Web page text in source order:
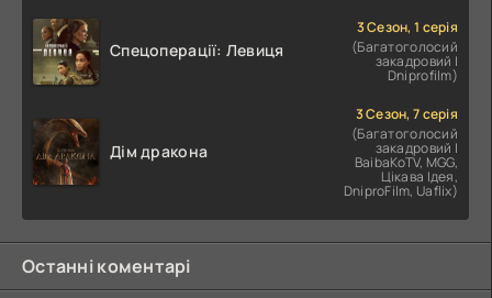
Спецоперації: Левиця
3 Сезон, 1 серія
(Багатоголосий
закадровий |
Dniprofilm)
Дім дракона
3 Сезон, 7 серія
(Багатоголосий
закадровий |
BaibaKoTV, MGG,
Цікава Ідея,
DniproFilm, Uaflix)
Останні коментарі